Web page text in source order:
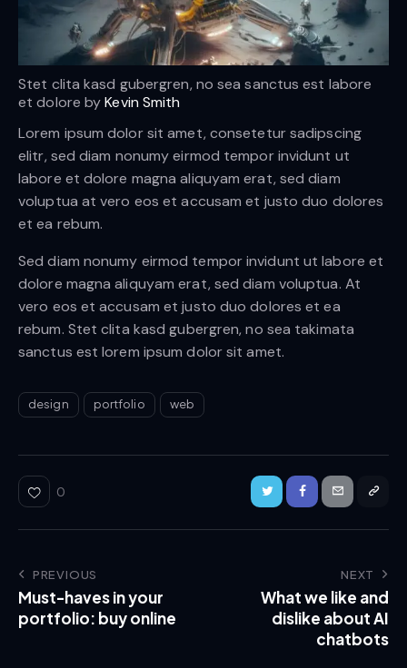
Stet clita kasd gubergren, no sea sanctus est labore
et dolore byKevin Smith
Lorem ipsum dolor sit amet, consetetur sadipscing
elitr, sed diam nonumy eirmod tempor invidunt ut
labore et dolore magna aliquyam erat, sed diam
voluptua at vero eos et accusam et justo duo dolores
et ea rebum.
Sed diam nonumy eirmod tempor invidunt ut labore et
dolore magna aliquyam erat, sed diam voluptua. At
vero eos et accusam et justo duo dolores et ea
rebum. Stet clita kasd gubergren, no sea takimata
sanctus est lorem ipsum dolor sit amet.
design portfolio web
0
PREVIOUS
Must-haves in your
portfolio: buy online
NEXT
What we like and
dislike about AI
chatbots